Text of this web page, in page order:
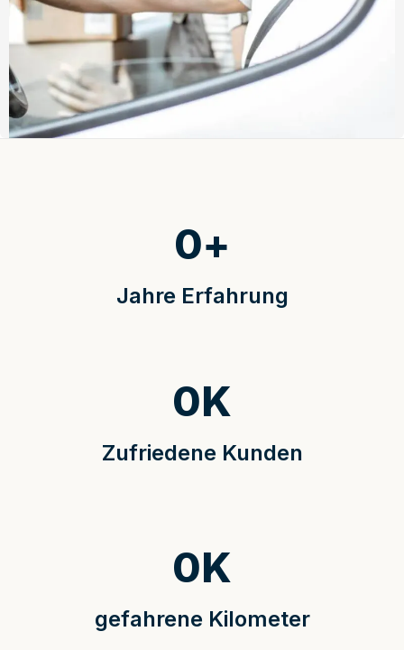
Jahre Erfahrung
0+
Zufriedene Kunden
0K
gefahrene Kilometer
0K